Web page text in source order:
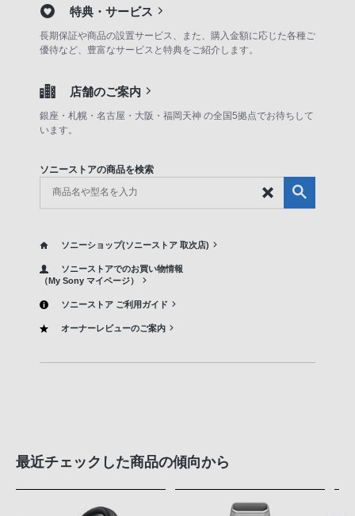
特典・サービス
長期保証や商品の設置サービス、また、購入金額に応じた各種ご
優待など、豊富なサービスと特典をご紹介します。
店舗のご案内
銀座・札幌・名古屋・大阪・福岡天神 の全国5拠点でお待ちして
います。
ソニーストアの商品を検索
ソニーショップ(ソニーストア 取次店)
ソニーストアでのお買い物情報
（My Sony マイページ）
ソニーストア ご利用ガイド
オーナーレビューのご案内
最近チェックした商品の傾向から